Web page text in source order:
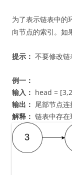
为了表示链表中的
向节点的索引。如
提示： 不要修改链
例一：
输入： head =
输出： 尾部节点
解释： 链表中存在